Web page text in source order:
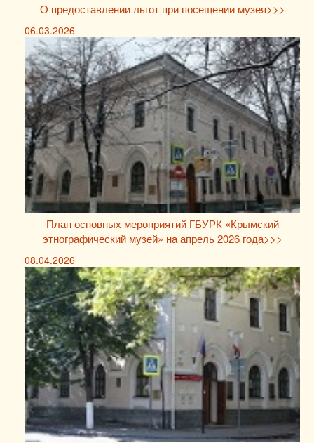
О предоставлении льгот при посещении музея>>>
06.03.2026
План основных мероприятий ГБУРК «Крымский
этнографический музей» на апрель 2026 года>>>
08.04.2026